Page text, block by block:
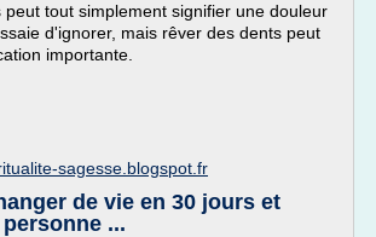
peut tout simplement signifier une douleur
d'ignorer, mais rêver des dents peut
importante.
sagesse.blogspot.fr
de vie en 30 jours et
...